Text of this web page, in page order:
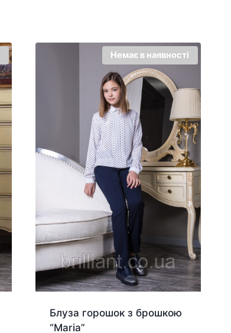
Немає в наявності
Блуза горошок з брошкою
“Maria”